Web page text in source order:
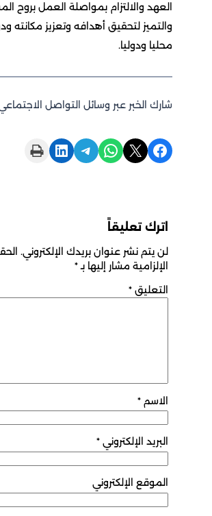
العهد والالتزام بمواصلة العمل بروح
والتميز لتحقيق أهدافه وتعزيز مكانته
محليا ودوليا.
شارك الخبر عبر وسائل التواصل
Share on Facebook
Share on X
Share on WhatsApp
Share on Telegram
Share on LinkedIn
Print this Page
اترك تعليقاً
لن يتم نشر عنوان بريدك الإلكتروني.
الإلزامية مشار إليها بـ*
التعليق *
الاسم *
البريد الإلكتروني *
الموقع الإلكتروني